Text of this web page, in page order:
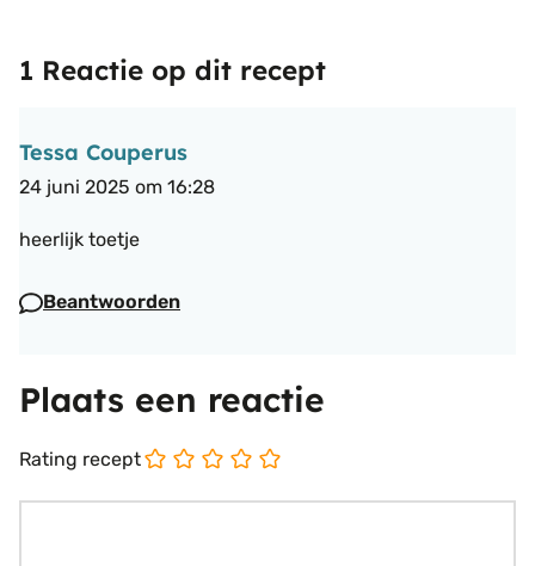
1 Reactie op dit recept
Tessa Couperus
24 juni 2025 om 16:28
heerlijk toetje
Beantwoorden
Plaats een reactie
Rating recept